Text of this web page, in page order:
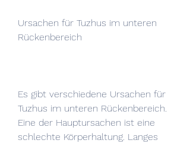
Ursachen für Tuzhus im unteren
Rückenbereich
Es gibt verschiedene Ursachen für
Tuzhus im unteren Rückenbereich.
Eine der Hauptursachen ist eine
schlechte Körperhaltung. Langes